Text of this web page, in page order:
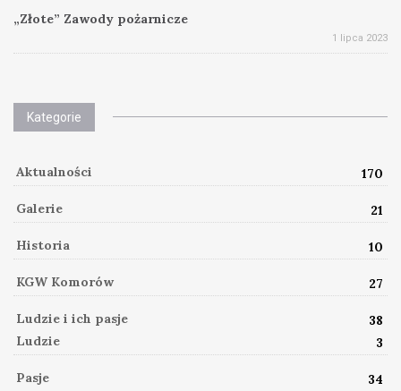
„Złote” Zawody pożarnicze
1 lipca 2023
Kategorie
Aktualności 170
Galerie 21
Historia 10
KGW Komorów 27
Ludzie i ich pasje
38
Ludzie
3
Pasje
34